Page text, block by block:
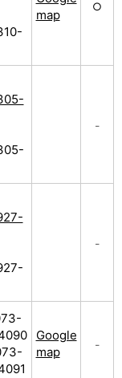
map
○
–
–
Google
map
–